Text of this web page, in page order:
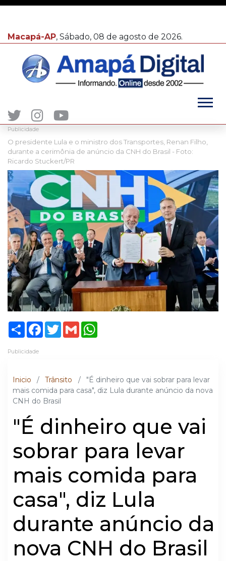
Macapá-AP, Sábado, 08 de agosto de 2026.
Publicidade
O presidente Lula e o ministro dos Transportes, Renan Filho,
durante a cerimônia de anúncio da CNH do Brasil - Foto:
Ricardo Stuckert/PR
ShareFacebook
TwitterGmail
Publicidade
Inicio / Trânsito /
"É dinheiro que vai sobrar para levar
mais comida para casa", diz Lula durante anúncio da nova
CNH do Brasil
"É dinheiro que vai
sobrar para levar
mais comida para
casa", diz Lula
durante anúncio da
nova CNH do Brasil